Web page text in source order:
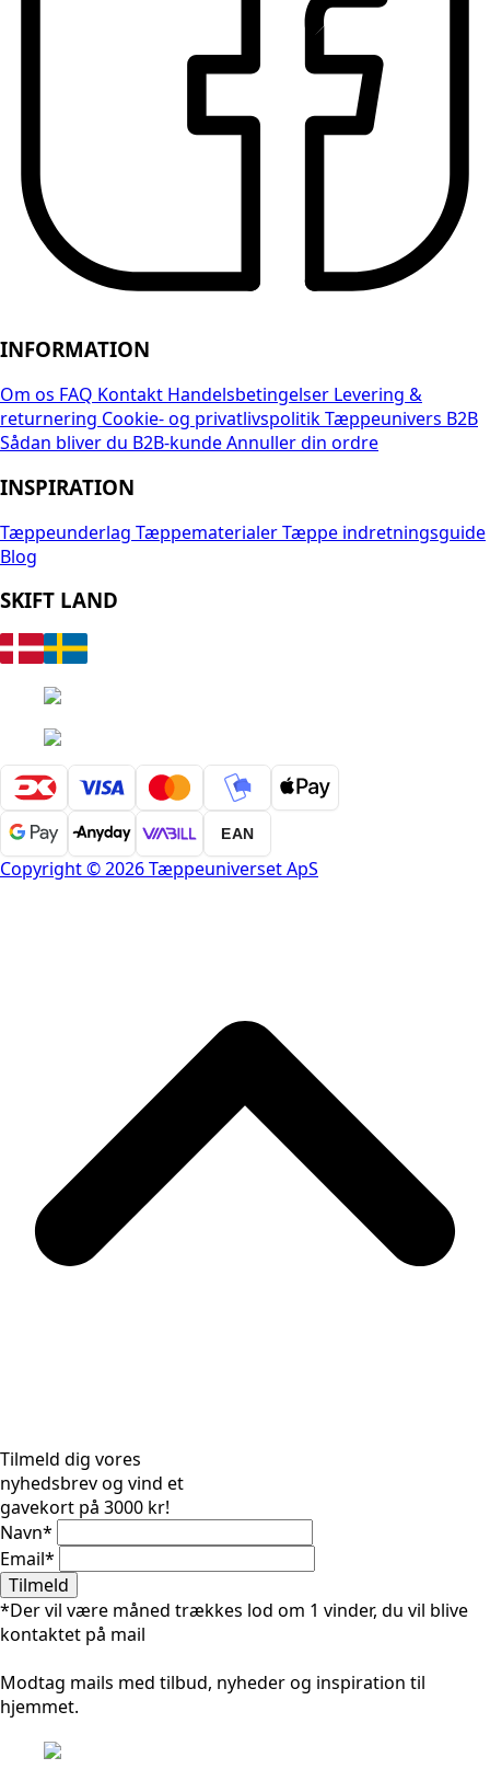
INFORMATION
Om os FAQ Kontakt Handelsbetingelser Levering &
returnering Cookie- og privatlivspolitikTæppeunivers B2B
Sådan bliver du B2B-kundeAnnuller din ordre
INSPIRATION
Tæppeunderlag TæppematerialerTæppe indretningsguide
Blog
SKIFT LAND
EAN
Copyright © 2026 Tæppeuniverset ApS
Tilmeld dig vores
nyhedsbrev og vind et
gavekort på 3000 kr!
Navn*
Email*
Tilmeld
*Der vil være måned trækkes lod om 1 vinder, du vil blive
kontaktet på mail
Modtag mails med tilbud, nyheder og inspiration til
hjemmet.